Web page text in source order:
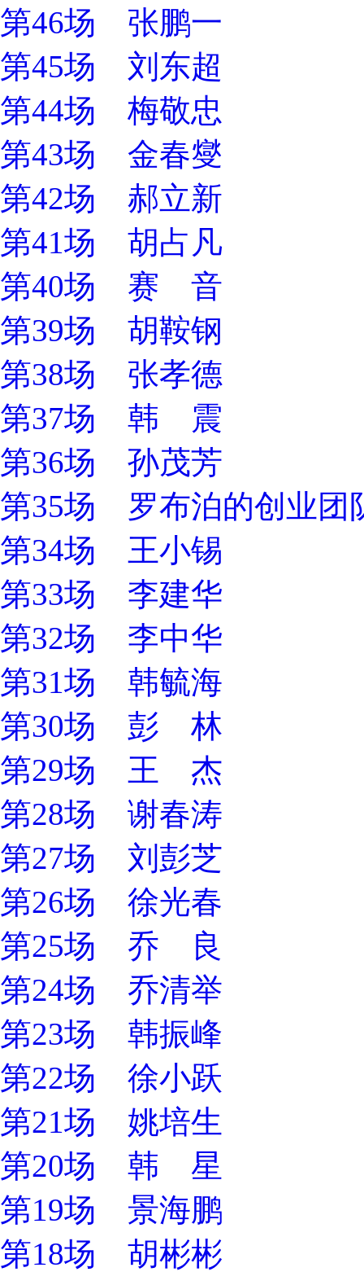
第46场 张鹏一
第45场 刘东超
第44场 梅敬忠
第43场 金春燮
第42场 郝立新
第41场 胡占凡
第40场 赛 音
第39场 胡鞍钢
第38场 张孝德
第37场 韩 震
第36场 孙茂芳
第35场 罗布泊的创业团
第34场 王小锡
第33场 李建华
第32场 李中华
第31场 韩毓海
第30场 彭 林
第29场 王 杰
第28场 谢春涛
第27场 刘彭芝
第26场 徐光春
第25场 乔 良
第24场 乔清举
第23场 韩振峰
第22场 徐小跃
第21场 姚培生
第20场 韩 星
第19场 景海鹏
第18场 胡彬彬